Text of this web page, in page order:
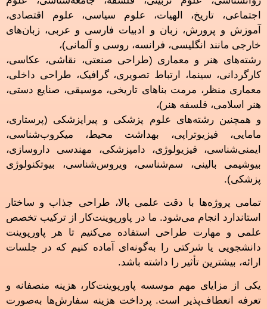
اجتماعی، تاریخ، الهیات، علوم سیاسی، علوم اقتصادی،
آموزش و پرورش، زبان و ادبیات فارسی و عربی، زبان‌های
خارجی مانند انگلیسی، فرانسه، روسی و آلمانی)،
رشته‌های هنر و معماری (طراحی صنعتی، نقاشی، عکاسی،
کارگردانی، سینما، ارتباط تصویری، گرافیک، طراحی داخلی،
معماری منظر، مرمت بناهای تاریخی، موسیقی، صنایع دستی،
هنر اسلامی، فلسفه هنر)،
و همچنین رشته‌های علوم پزشکی و پیراپزشکی (پرستاری،
مامایی، فیزیوتراپی، بهداشت محیط، میکروب‌شناسی،
ایمنی‌شناسی، فیزیولوژی، دامپزشکی، مهندسی داروسازی،
بیوشیمی بالینی، سم‌شناسی، ویروس‌شناسی، بیوتکنولوژی
پزشکی).
تمامی پروژه‌ها با دقت علمی بالا، طراحی جذاب و ساختار
استاندارد انجام می‌شود. ما در پاورپوینت‌کار از ترکیب تخصص
علمی و مهارت طراحی استفاده می‌کنیم تا هر پاورپوینت
دانشجویی یا شرکتی را به‌گونه‌ای آماده کنیم که در جلسات
ارائه، بیشترین تأثیر را داشته باشد.
یکی از مزایای مهم موسسه پاورپوینت‌کار، هزینه منصفانه و
تعرفه انعطاف‌پذیر است. پرداخت هزینه سفارش‌ها به‌صورت